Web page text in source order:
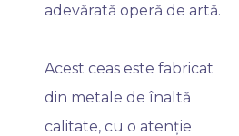
adevărată operă de artă.
Acest ceas este fabricat
din metale de înaltă
calitate, cu o atenție